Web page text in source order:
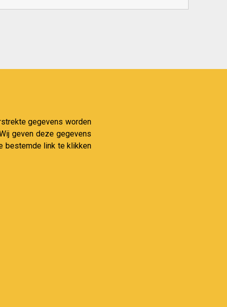
gegevens worden
geven deze gegevens
bestemde link te klikken